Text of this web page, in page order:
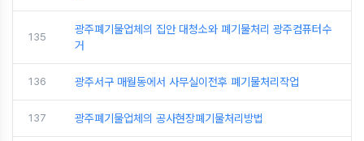
135
광주폐기물업체의 집안 대청소와 폐기물처리 광주컴퓨터수
거
136 광주서구 매월동에서 사무실이전후 폐기물처리작업
137 광주폐기물업체의 공사현장폐기물처리방법